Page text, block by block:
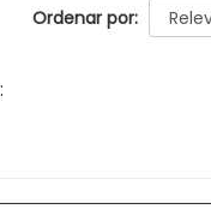
Ordenar por